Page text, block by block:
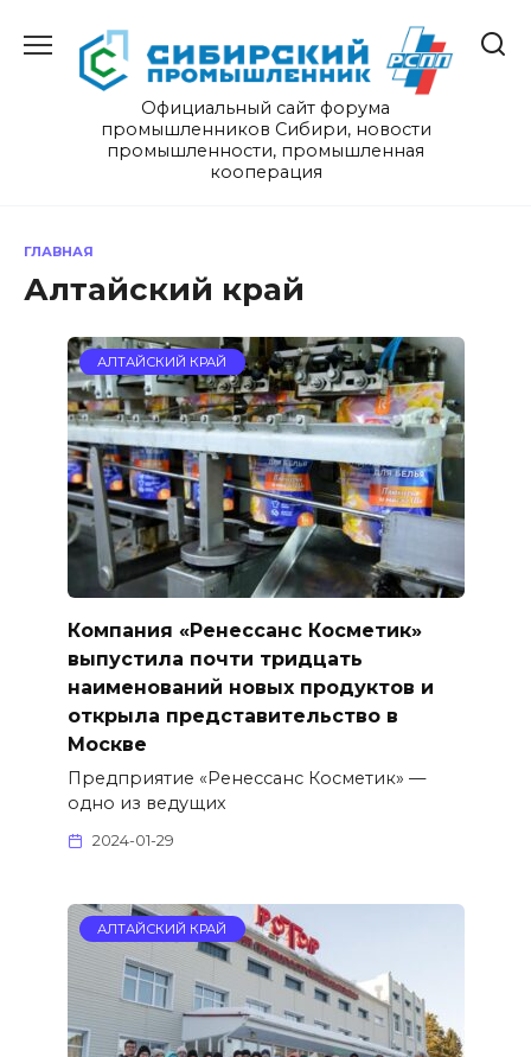
содержанию
Официальный сайт форума
промышленников Сибири, новости
промышленности, промышленная
кооперация
ГЛАВНАЯ
Алтайский край
АЛТАЙСКИЙ КРАЙ
Компания «Ренессанс Косметик»
выпустила почти тридцать
наименований новых продуктов и
открыла представительство в
Москве
Предприятие «Ренессанс Косметик» —
одно из ведущих
2024-01-29
АЛТАЙСКИЙ КРАЙ